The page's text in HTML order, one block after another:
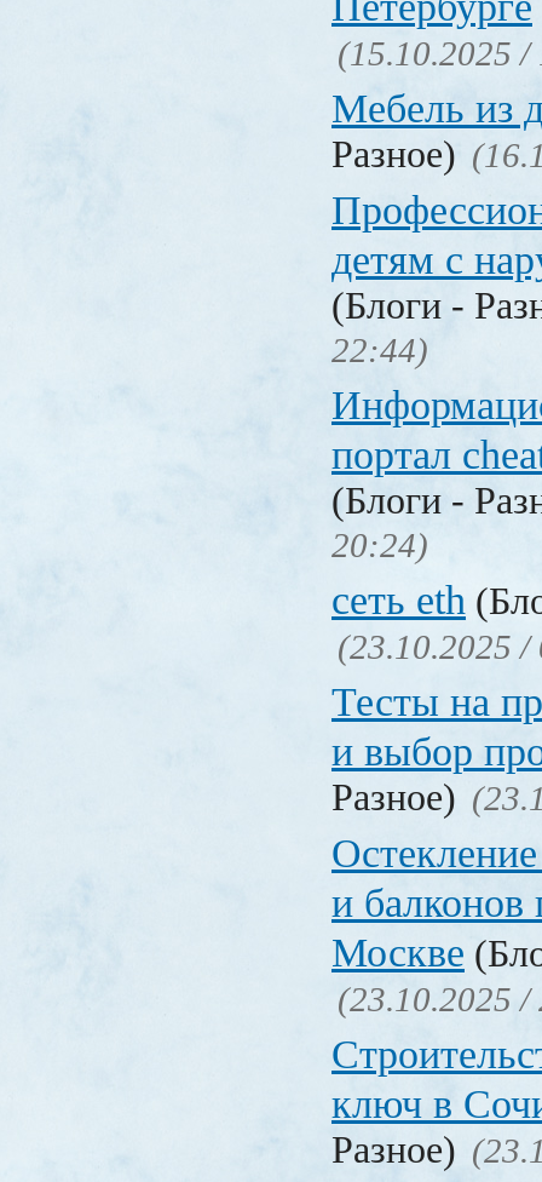
(15.10.2025 /
Мебель из
Разное)
детям с
(Блоги -
22:44)
портал
(Блоги -
20:24)
сеть eth
(23.10.2025 /
Тесты на
и выбор
Разное)
и
Москве
(23.10.2025 /
ключ в
Разное)